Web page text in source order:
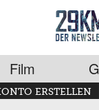
Film
ERSTELLEN